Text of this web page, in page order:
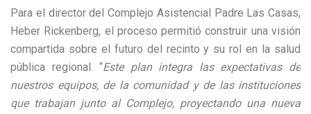
Para el director del Complejo Asistencial Padre Las Casas,
Heber Rickenberg, el proceso permitió construir una visión
compartida sobre el futuro del recinto y su rol en la salud
pública regional. “Este plan integra las expectativas de
nuestros equipos, de la comunidad y de las instituciones
que trabajan junto al Complejo, proyectando una nueva